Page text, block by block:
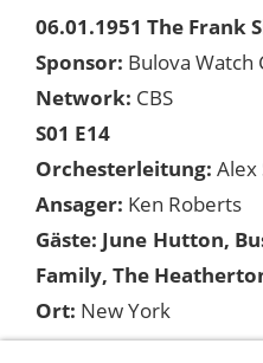
06.01.1951 The Frank
Sponsor: Bulova Watch
Network: CBS
S01 E14
Orchesterleitung: Alex
Ansager: Ken Roberts
Gäste: June Hutton,
Family, The
Ort: New York